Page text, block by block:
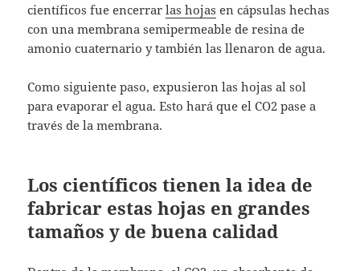
científicos fue encerrarlas hojas en cápsulas hechas
con una membrana semipermeable de resina de
amonio cuaternario y también las llenaron de agua.
Como siguiente paso, expusieron las hojas al sol
para evaporar el agua. Esto hará que el CO2 pase a
través de la membrana.
Los científicos tienen la idea de
fabricar estas hojas en grandes
tamaños y de buena calidad